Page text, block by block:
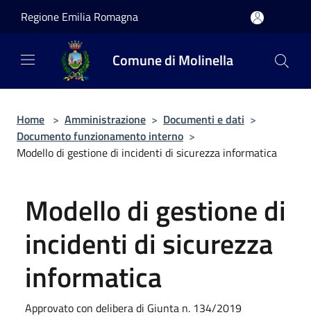
Regione Emilia Romagna
Comune di Molinella
Home > Amministrazione > Documenti e dati >
Documento funzionamento interno >
Modello di gestione di incidenti di sicurezza informatica
Modello di gestione di
incidenti di sicurezza
informatica
Approvato con delibera di Giunta n. 134/2019